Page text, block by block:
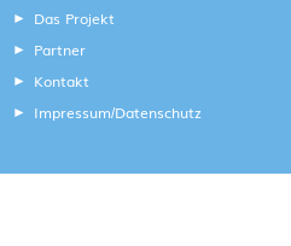
Das Projekt
Partner
Kontakt
Impressum/Datenschutz